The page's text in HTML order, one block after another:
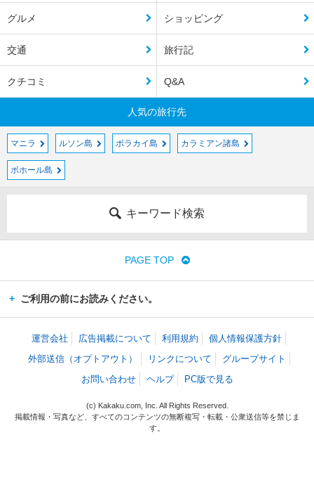
グルメ ショッピング
交通 旅行記
クチコミ Q&A
人気の旅行先
マニラ ルソン島 ボラカイ島 カラミアン諸島
ボホール島
キーワード検索
PAGE TOP
ご利用の前にお読みください。
運営会社 広告掲載について 利用規約
個人情報保護方針
外部送信（オプトアウト）
リンクについて
グループサイト
お問い合わせ
ヘルプ PC版で見る
(c) Kakaku.com, Inc. All Rights Reserved.
掲載情報・写真など、すべてのコンテンツの無断複写・転載・公衆送信等を禁じま
す。